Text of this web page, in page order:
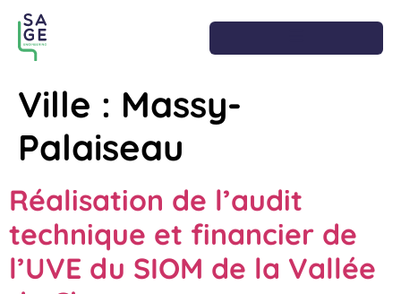
Ville : Massy-
Palaiseau
Réalisation de l’audit
technique et financier de
l’UVE du SIOM de la Vallée